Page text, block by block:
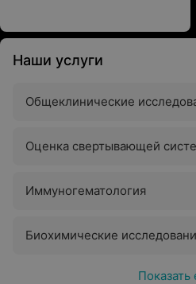
Наши услуги
Общеклинические
Оценка свертывающей
Иммуногематология
Биохимические